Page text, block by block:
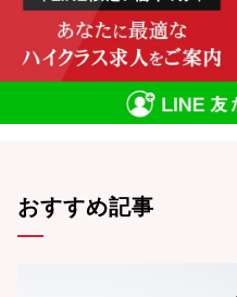
おすすめ記事